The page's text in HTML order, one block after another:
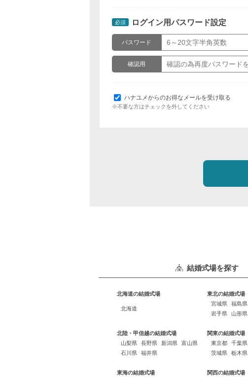
必須 ログイン用パスワード設定
パスワード
確認用
ハナユメからのお得なメールを受け取る
※不要な方はチェックを外してください
結婚式場を探す
北海道の結婚式場
北海道
東北の結婚式場
宮城県
福島県
岩手県
山形県
北陸・甲信越の結婚式場
山梨県
長野県 新潟県
富山県
石川県
福井県
関東の結婚式場
東京都
千葉県
茨城県
栃木県
東海の結婚式場
関西の結婚式場